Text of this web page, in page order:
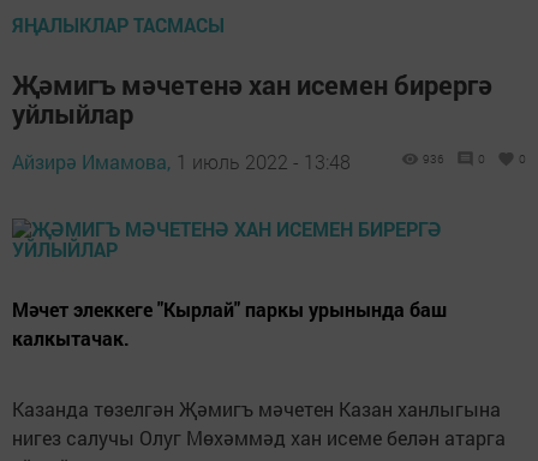
ЯҢАЛЫКЛАР ТАСМАСЫ
Җәмигъ мәчетенә хан исемен бирергә
уйлыйлар
Айзирә Имамова, 1 июль 2022 - 13:48 936 0 0
Мәчет элеккеге "Кырлай" паркы урынында баш
калкытачак.
Казанда төзелгән Җәмигъ мәчетен Казан ханлыгына
нигез салучы Олуг Мөхәммәд хан исеме белән атарга